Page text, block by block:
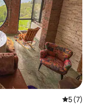
5 de
5 (7)